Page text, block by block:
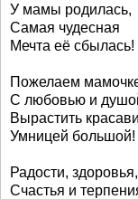
У мамы родилась,
Самая чудесная
Мечта её сбылась!
Пожелаем
С любовью и
Вырастить
Умницей большой!
Радости, здоровья,
Счастья и